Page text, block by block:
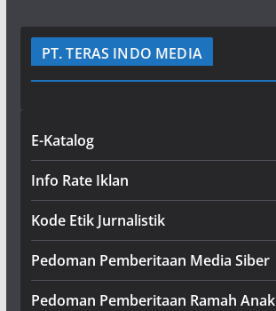
PT. TERAS INDO MEDIA
E-Katalog
Info Rate Iklan
Kode Etik Jurnalistik
Pedoman Pemberitaan Media Siber
Pedoman Pemberitaan Ramah Anak